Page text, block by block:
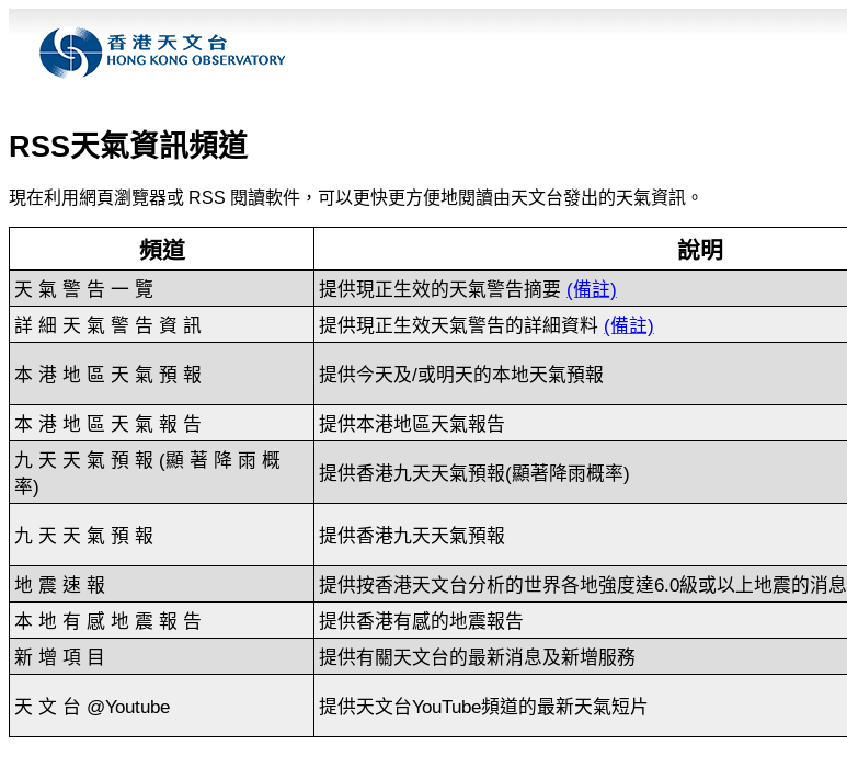
RSS天氣資訊頻道
現在利用網頁瀏覽器或 RSS 閱讀軟件，可以更快更方便地閱讀由天文台發出的天氣資訊。
頻道 說明
天 氣 警 告 一 覽 提供現正生效的天氣警告摘要 (備註)
詳 細 天 氣 警 告 資 訊
提供現正生效天氣警告的詳細資料 (備註)
本 港 地 區 天 氣 預 報 提供今天及/或明天的本地天氣預報
本 港 地 區 天 氣 報 告
提供本港地區天氣報告
九 天 天 氣 預 報 (顯 著 降 雨 概
率)
提供香港九天天氣預報(顯著降雨概率)
九 天 天 氣 預 報 提供香港九天天氣預報
地 震 速 報
提供按香港天文台分析的世界各地強度達6.0級或以上地震的消息
本 地 有 感 地 震 報 告
提供香港有感的地震報告
新 增 項 目
提供有關天文台的最新消息及新增服務
天 文 台 @Youtube 提供天文台YouTube頻道的最新天氣短片